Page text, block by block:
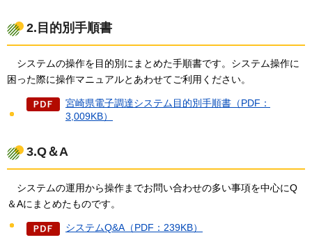
2.目的別手順書
システムの操作を目的別にまとめた手順書です。システム操作に
困った際に操作マニュアルとあわせてご利用ください。
宮崎県電子調達システム目的別手順書（PDF：
3,009KB）
3.Q＆A
システムの運用から操作までお問い合わせの多い事項を中心にQ
＆Aにまとめたものです。
システムQ&A（PDF：239KB）